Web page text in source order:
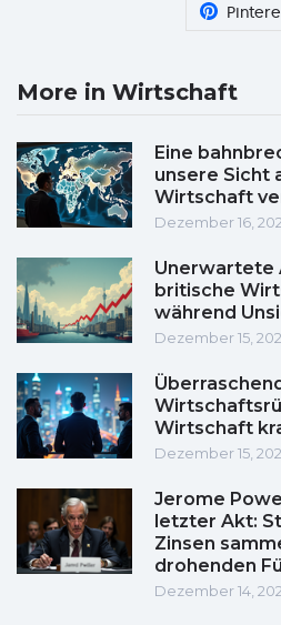
More in Wirtschaft
Eine
unsere Sicht
Wirtschaft
Dezember 16,
Unerwartete
britische
während
Dezember 15,
Wirtschaft
Dezember 15,
Jerome
letzter Akt:
Zinsen
drohenden
Dezember 14,